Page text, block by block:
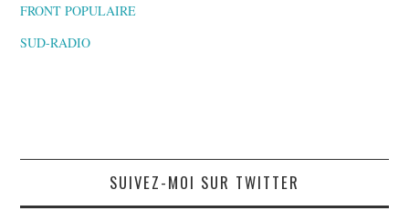
FRONT POPULAIRE
SUD-RADIO
SUIVEZ-MOI SUR TWITTER